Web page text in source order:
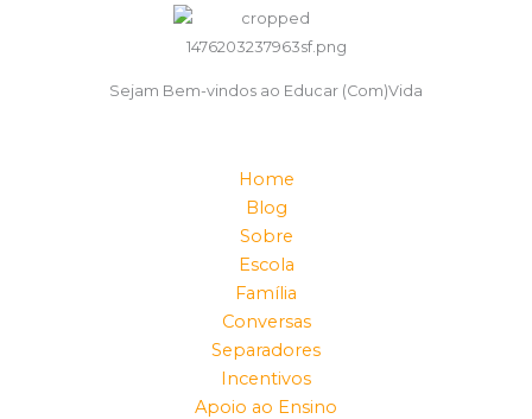
Sejam Bem-vindos ao Educar (Com)Vida
Home
Blog
Sobre
Escola
Família
Conversas
Separadores
Incentivos
Apoio ao Ensino